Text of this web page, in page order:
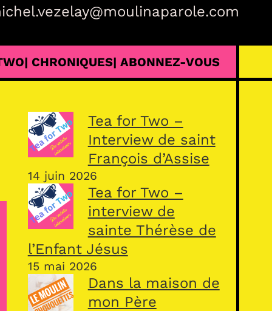
| CHRONIQUES| ABONNEZ-VOUS
Tea for Two –
Interview de saint
François d’Assise
14 juin 2026
Tea for Two –
interview de
sainte Thérèse de
l’Enfant Jésus
15 mai 2026
Dans la maison de
mon Père